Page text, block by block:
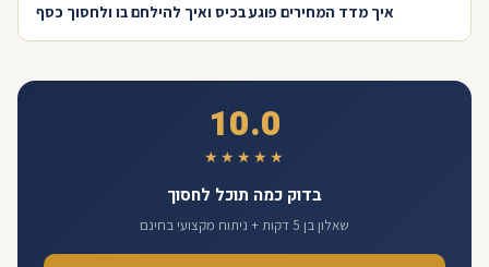
איך מדד המחירים פוגע בכיס ואיך להילחם בו ולחסוך כסף
10.0
★★★★★
בדוק כמה תוכל לחסוך
שאלון בן 5 דקות + ניתוח מקצועי בחינם